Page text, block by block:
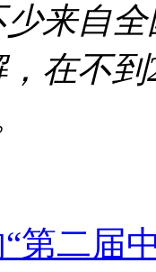
来自
在不
第二届